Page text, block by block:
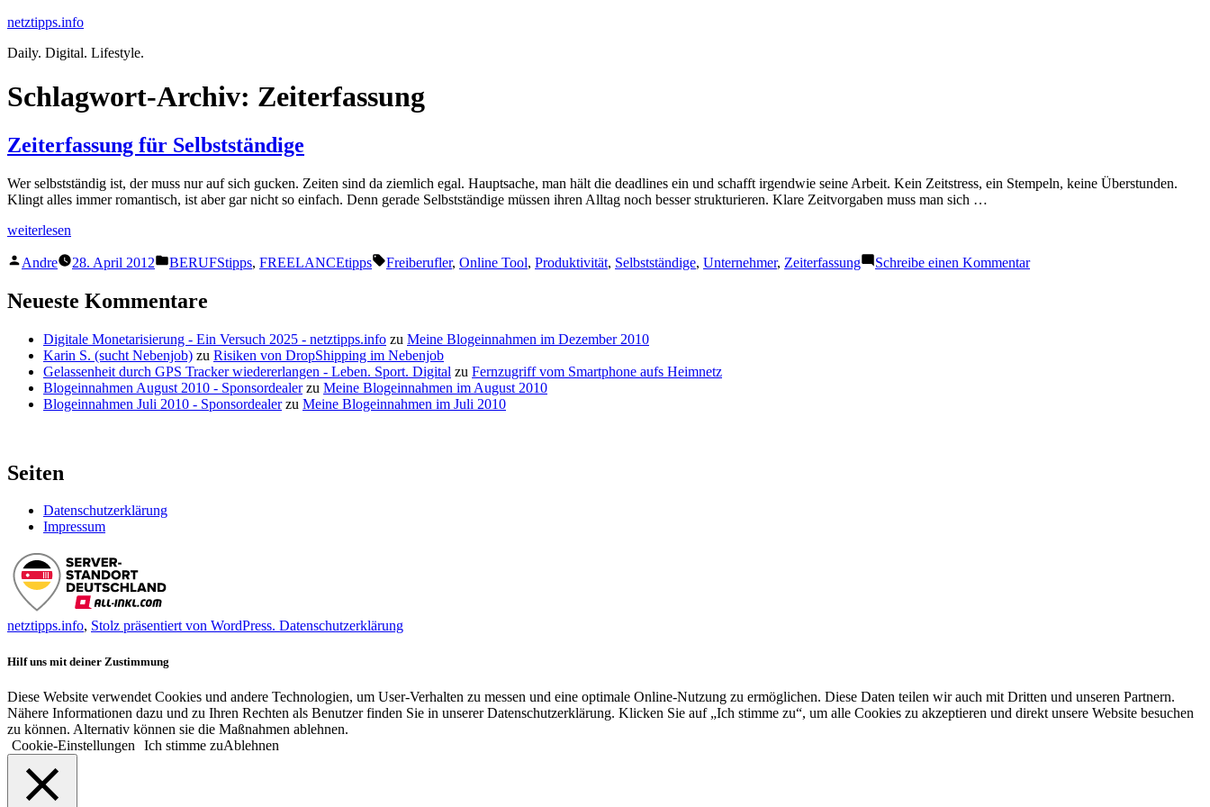
Zum
springen
netztipps.info
Daily. Digital. Lifestyle.
Schlagwort-Archiv: Zeiterfassung
Zeiterfassung für Selbstständige
Wer selbstständig ist, der muss nur auf sich gucken. Zeiten sind da ziemlich egal. Hauptsache, man hält die deadlines ein und schafft irgendwie seine Arbeit. Kein Zeitstress, ein Stempeln, keine Überstunden.
Klingt alles immer romantisch, ist aber gar nicht so einfach. Denn gerade Selbstständige müssen ihren Alltag noch besser strukturieren. Klare Zeitvorgaben muss man sich …
„Zeiterfassung
Selbstständige“
weiterlesen
Veröffentlicht
Andre 28. April 2012
Veröffentlicht
BERUFStipps, FREELANCEtipps Schlagwörter:
Freiberufler, Online Tool, Produktivität, Selbstständige, Unternehmer, Zeiterfassung Schreibe einen Kommentarzu
Neueste Kommentare
Digitale Monetarisierung - Ein Versuch 2025 - netztipps.info zu Meine Blogeinnahmen im Dezember 2010
Karin S. (sucht Nebenjob) zu Risiken von DropShipping im Nebenjob
Gelassenheit durch GPS Tracker wiedererlangen - Leben. Sport. Digital zu Fernzugriff vom Smartphone aufs Heimnetz
Blogeinnahmen August 2010 - Sponsordealerzu Meine Blogeinnahmen im August 2010
Blogeinnahmen Juli 2010 - Sponsordealerzu Meine Blogeinnahmen im Juli 2010
Seiten
Datenschutzerklärung
Impressum
netztipps.info, Stolz präsentiert von WordPress. Datenschutzerklärung
Hilf uns mit deiner Zustimmung
Diese Website verwendet Cookies und andere Technologien, um User-Verhalten zu messen und eine optimale Online-Nutzung zu ermöglichen. Diese Daten teilen wir auch mit Dritten und unseren Partnern.
Nähere Informationen dazu und zu Ihren Rechten als Benutzer finden Sie in unserer Datenschutzerklärung. Klicken Sie auf „Ich stimme zu“, um alle Cookies zu akzeptieren und direkt unsere Website besuchen
zu können. Alternativ können sie die Maßnahmen ablehnen.
Cookie-Einstellungen
Ich stimme zuAblehnen